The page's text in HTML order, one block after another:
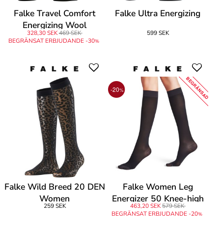
Falke Travel Comfort
Energizing Wool
328,30 SEK469 SEK
BEGRÄNSAT ERBJUDANDE -30%
Falke Ultra Energizing
599 SEK
Falke Wild Breed 20 DEN
Women
259 SEK
-20% BEGRÄNSAD
Falke Women Leg
Energizer 50 Knee-high
463,20 SEK579 SEK
BEGRÄNSAT ERBJUDANDE -20%